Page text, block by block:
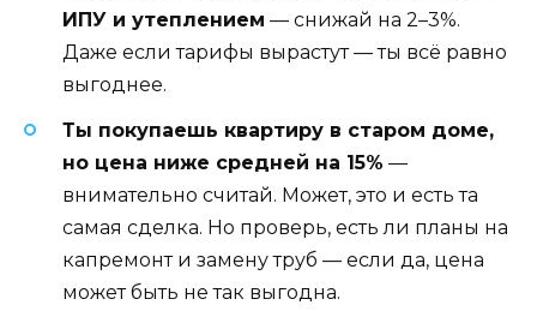
ИПУ и утеплением — снижай на 2–3%.
Даже если тарифы вырастут — ты всё равно
выгоднее.
Ты покупаешь квартиру в старом доме,
но цена ниже средней на 15% —
внимательно считай. Может, это и есть та
самая сделка. Но проверь, есть ли планы на
капремонт и замену труб — если да, цена
может быть не так выгодна.